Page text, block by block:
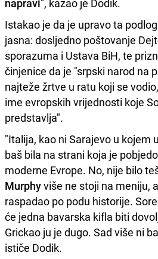
Istakao je da je upravo ta
jasna: dosljedno poštovanje
sporazuma i Ustava BiH, te
činjenice da je "srpski narod na
najteže žrtve u ratu koji se
ime evropskih vrijednosti koje
predstavlja".
"Italija, kao ni Sarajevo u kojem
baš bila na strani koja je
moderne Evrope. No, nije bilo
Murphyviše ne stoji na meniju,
raspadao po podu historije.
će jedna bavarska kifla biti
Grickao ju je dugo. Sad više ni
ističe Dodik.